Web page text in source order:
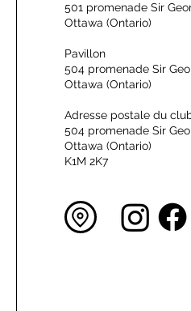
501 promenade Sir
Ottawa (Ontario)
Pavillon
504 promenade Sir
Ottawa (Ontario)
Adresse postale du
504 promenade Sir
Ottawa (Ontario)
K1M 2K7